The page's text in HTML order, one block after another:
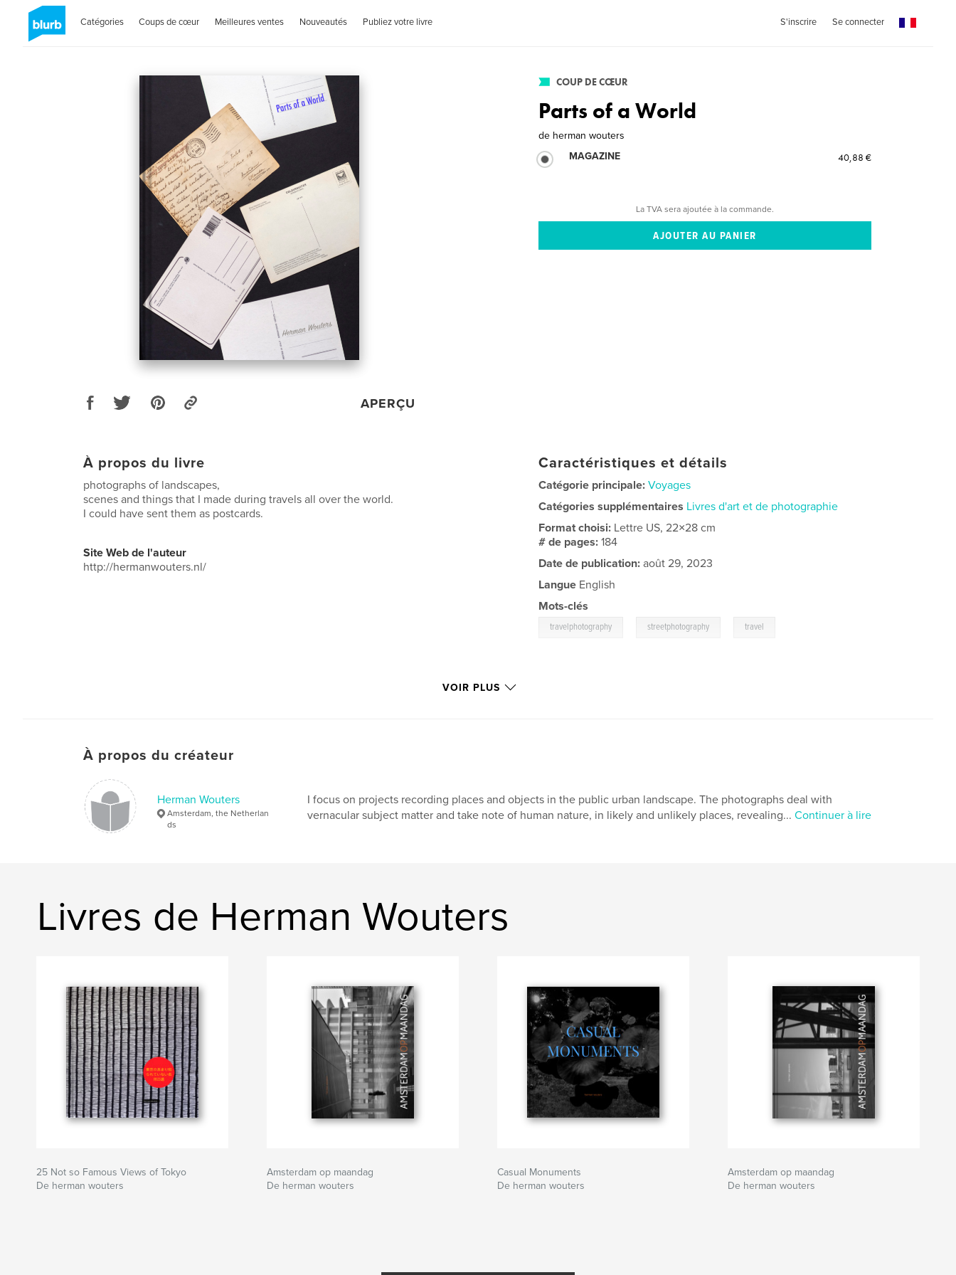
Catégories Coups de cœur Meilleures ventes Nouveautés Publiez votre livre S'inscrire Se connecter
APERÇU
COUP DE CŒUR
Parts of a World
de herman wouters
MAGAZINE
40,88 €
La TVA sera ajoutée à la commande.
À propos du livre
photographs of landscapes,
scenes and things that I made during travels all over the world.
I could have sent them as postcards.
Site Web de l'auteur
http://hermanwouters.nl/
Caractéristiques et détails
Catégorie principale: Voyages
Catégories supplémentaires Livres d'art et de photographie
Format choisi: Lettre US, 22×28 cm
# de pages:184
Date de publication: août 29, 2023
Langue English
Mots-clés
travelphotography streetphotography travel
VOIR PLUS
À propos du créateur
Herman Wouters
Amsterdam, the Netherlan
ds
I focus on projects recording places and objects in the public urban landscape. The photographs deal with
vernacular subject matter and take note of human nature, in likely and unlikely places, revealing... Continuer à lire
Livres de Herman Wouters
25 Not so Famous Views of Tokyo
De herman wouters
Amsterdam op maandag
De herman wouters
Casual Monuments
De herman wouters
Amsterdam op maandag
De herman wouters